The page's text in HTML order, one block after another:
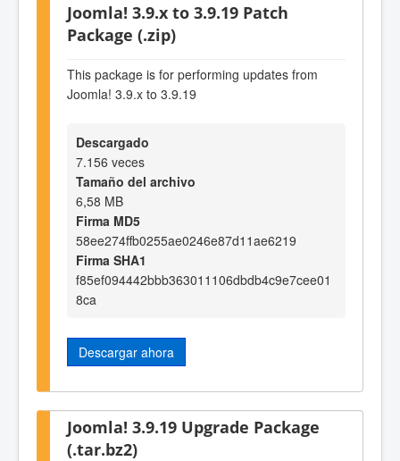
Joomla! 3.9.x to 3.9.19 Patch
Package (.zip)
This package is for performing updates from
Joomla! 3.9.x to 3.9.19
Descargado
7.156 veces
Tamaño del archivo
6,58 MB
Firma MD5
58ee274ffb0255ae0246e87d11ae6219
Firma SHA1
f85ef094442bbb363011106dbdb4c9e7cee01
8ca
Descargar ahora
Joomla! 3.9.19 Upgrade Package
(.tar.bz2)